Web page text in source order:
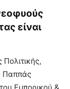
είναι
Παππάς
Εμπορικού &